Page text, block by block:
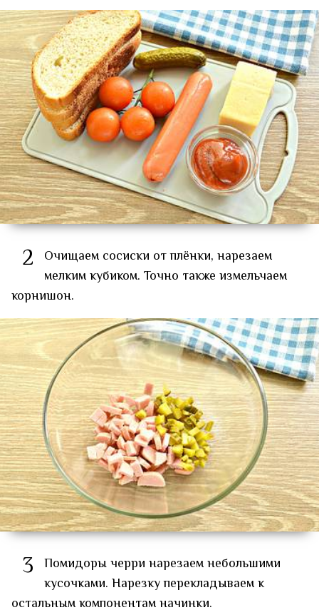
2
Очищаем сосиски от плёнки, нарезаем
мелким кубиком. Точно также измельчаем
корнишон.
3 Помидоры черри нарезаем небольшими
кусочками. Нарезку перекладываем к
остальным компонентам начинки.